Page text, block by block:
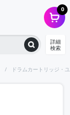
0
詳細
検索
ドラムカートリッジ・